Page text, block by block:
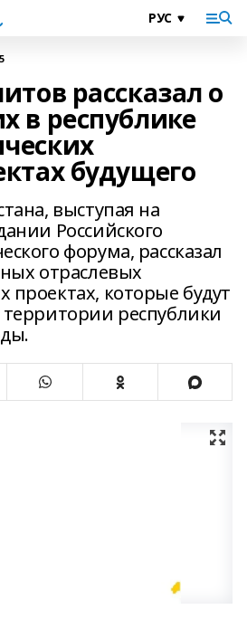
рассказал о
в республике
будущего
выступая на
Российского
форума, рассказал
отраслевых
проектах, которые будут
республики